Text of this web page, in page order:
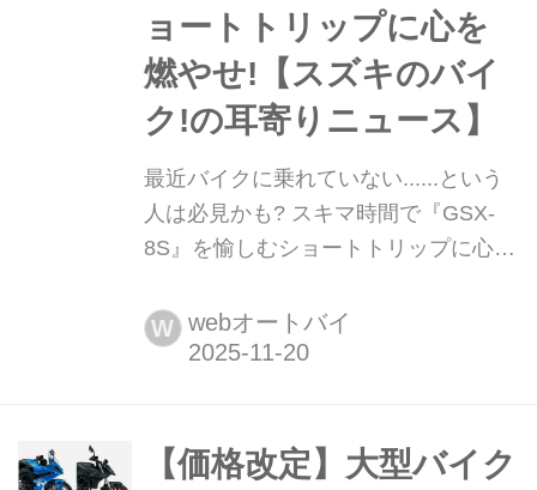
ョートトリップに心を
燃やせ!【スズキのバイ
ク!の耳寄りニュース】
最近バイクに乗れていない......という
人は必見かも? スキマ時間で『GSX-
8S』を愉しむショートトリップに心を
ュース】 これなら忙しいビズネスマン
の日常でも実践できる!スキマ時間を利
ました。
W webオートバイ
【価格改定】大型バイク